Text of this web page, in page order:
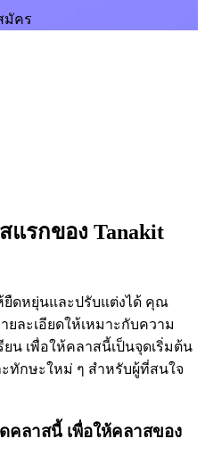
มัคร
แรกของ Tanakit
ยืดหยุ่นและปรับแต่งได้ คุณ
ละเอียดให้เหมาะกับความ
น เพื่อให้คลาสนี้เป็นจุดเริ่มต้น
ทักษะใหม่ ๆ สำหรับผู้ที่สนใจ
คลาสนี้ เพื่อให้คลาสของ